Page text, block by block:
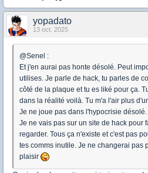
yopadato
13 oct. 2025
@Senel :
Et j'en aurai pas honte désolé. Peut
utilises. Je parle de hack, tu parles de
côté de la plaque et tu es liké pour ça.
dans la réalité voilà. Tu m'a l'air plus
Je ne joue pas dans l'hypocrisie désolé.
Je ne vais pas sur un site de hack pour
regarder. Tous ça n'existe et c'est pas
tes comms inutile. Je ne changerai pas
plaisir